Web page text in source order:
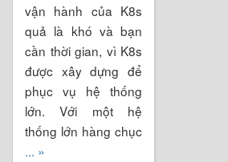
vận hành của K8s
quả là khó và bạn
cần thời gian, vì K8s
được xây dựng để
phục vụ hệ thống
lớn. Với một hệ
thống lớn hàng chục
... »